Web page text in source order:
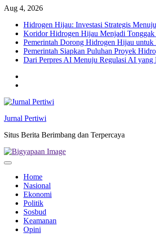
Skip
content
Aug 4, 2026
Hidrogen Hijau: Investasi Strategis
Koridor Hidrogen Hijau Menjadi Tonggak
Pemerintah Dorong Hidrogen Hijau
Pemerintah Siapkan Puluhan Proyek
Dari Perpres AI Menuju Regulasi AI
Jurnal Pertiwi
Situs Berita Berimbang dan Terpercaya
Home
Nasional
Ekonomi
Politik
Sosbud
Keamanan
Opini